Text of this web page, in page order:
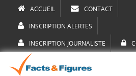
ACCUEIL CONTACT
INSCRIPTION ALERTES
INSCRIPTION JOURNALISTE